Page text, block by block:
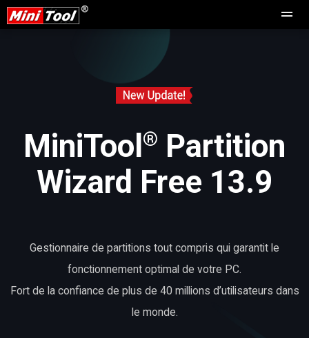
MiniTool ® Partition
Wizard Free 13.9
Gestionnaire de partitions tout compris qui garantit le
fonctionnement optimal de votre PC.
Fort de la confiance de plus de 40 millions d’utilisateurs dans
le monde.